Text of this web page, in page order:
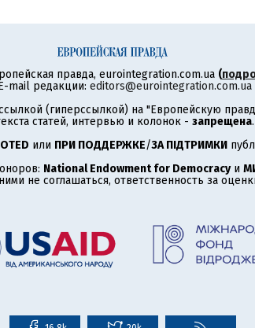
правда, eurointegration.com.ua (
mail редакции: editors@eurointegration.com.ua
(гиперссылкой) на "Европейскую
статей, интервью и колонок - запрещена.
или ПРИ ПОДДЕРЖКЕ/ЗА ПІДТРИМКИ
National Endowment for Democracyи
не соглашаться, ответственность за